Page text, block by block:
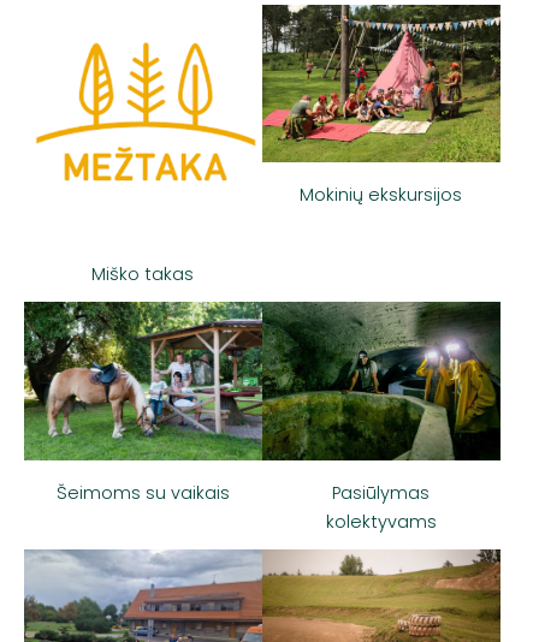
Miško takas
Mokinių ekskursijos
Šeimoms su vaikais
Pasiūlymas
kolektyvams